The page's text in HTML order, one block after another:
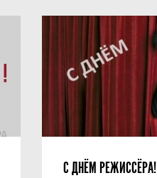
С ДНЁМ РЕЖИССЁРА!